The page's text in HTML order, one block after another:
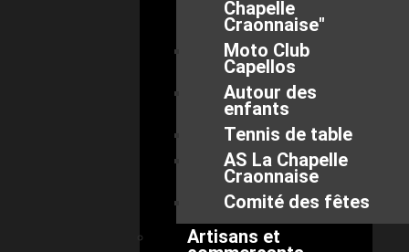
Chapelle
Craonnaise"
Moto Club
Capellos
Autour des
enfants
Tennis de table
AS La Chapelle
Craonnaise
Comité des fêtes
Artisans et